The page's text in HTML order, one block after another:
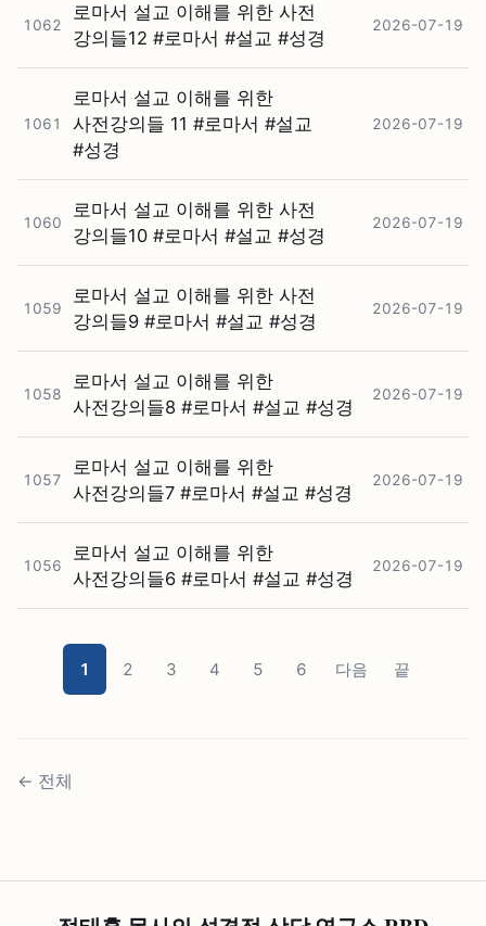
1062
로마서 설교 이해를 위한 사전
강의들12 #⁠로마서 #⁠설교 #⁠성경
2026-07-19
1061
로마서 설교 이해를 위한
사전강의들 11 #⁠로마서 #⁠설교
#⁠성경
2026-07-19
1060
로마서 설교 이해를 위한 사전
강의들10 #⁠로마서 #⁠설교 #⁠성경
2026-07-19
1059
로마서 설교 이해를 위한 사전
강의들9 #⁠로마서 #⁠설교 #⁠성경
2026-07-19
1058
로마서 설교 이해를 위한
사전강의들8 #⁠로마서 #⁠설교 #⁠성경
2026-07-19
1057
로마서 설교 이해를 위한
사전강의들7 #⁠로마서 #⁠설교 #⁠성경
2026-07-19
1056
로마서 설교 이해를 위한
사전강의들6 #⁠로마서 #⁠설교 #⁠성경
2026-07-19
1 2 3 4 5 6 다음 끝
← 전체